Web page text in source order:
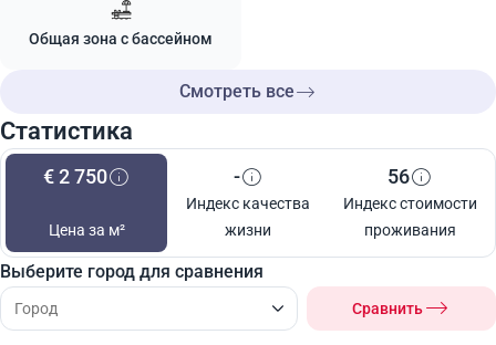
Общая зона с бассейном
Смотреть все
Статистика
€ 2 750
Цена за м²
-
Индекс качества
жизни
56
Индекс стоимости
проживания
Выберите город для сравнения
Сравнить